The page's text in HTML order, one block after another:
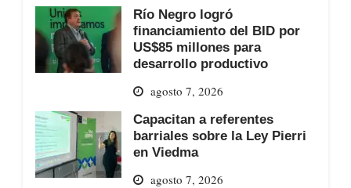
Río Negro logró
financiamiento del BID por
US$85 millones para
desarrollo productivo
agosto 7, 2026
Capacitan a referentes
barriales sobre la Ley Pierri
en Viedma
agosto 7, 2026